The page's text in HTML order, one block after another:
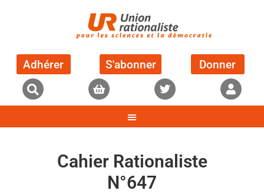
Adhérer S'abonner Donner
Cahier Rationaliste
N°647